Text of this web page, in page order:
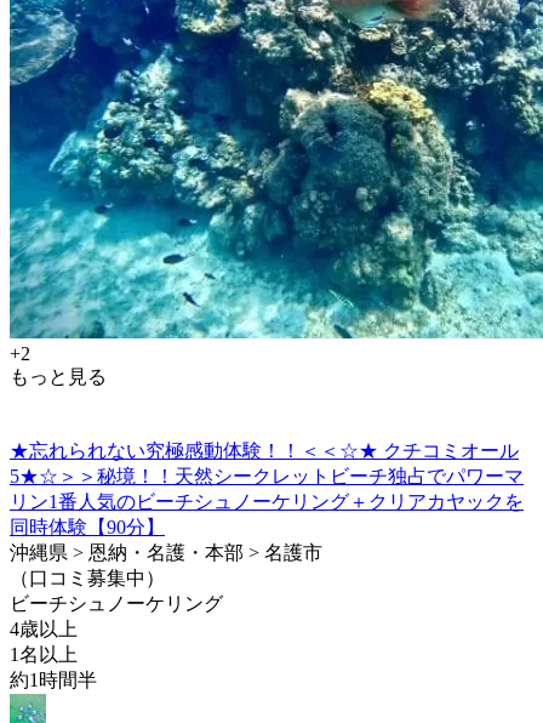
+2
もっと見る
★忘れられない究極感動体験！！＜＜☆★ クチコミオール
5★☆＞＞秘境！！天然シークレットビーチ独占でパワーマ
リン1番人気のビーチシュノーケリング＋クリアカヤックを
同時体験【90分】
沖縄県 > 恩納・名護・本部 > 名護市
（口コミ募集中）
ビーチシュノーケリング
4歳以上
1名以上
約1時間半